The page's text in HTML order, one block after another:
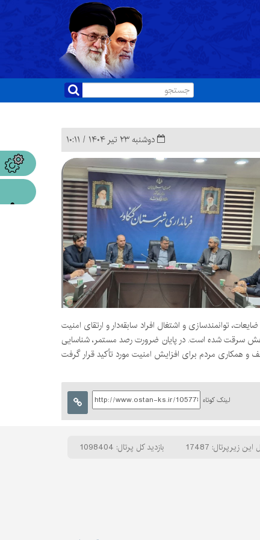
دوشنبه ۲۳ تیر ۱۴۰۴ / ۱۰:۱۱
توانمندسازی و اشتغال افراد سابقه‌دار و ارتقای امنیت
سرقت شده است. در پایان ضرورت رصد مستمر، شناسایی
لینک کوتاه
زیرپرتال: 17487 بازدید کل پرتال: 1098404